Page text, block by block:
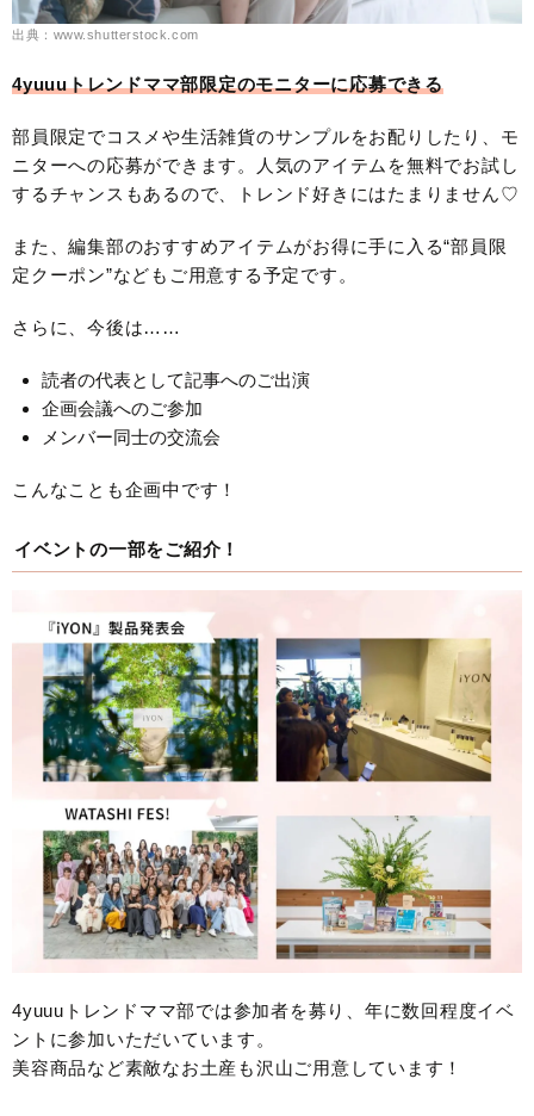
出典：www.shutterstock.com
4yuuuトレンドママ部限定のモニターに応募できる
部員限定でコスメや生活雑貨のサンプルをお配りしたり、モ
ニターへの応募ができます。人気のアイテムを無料でお試し
するチャンスもあるので、トレンド好きにはたまりません♡
また、編集部のおすすめアイテムがお得に手に入る“部員限
定クーポン”などもご用意する予定です。
さらに、今後は……
読者の代表として記事へのご出演
企画会議へのご参加
メンバー同士の交流会
こんなことも企画中です！
イベントの一部をご紹介！
4yuuuトレンドママ部では参加者を募り、年に数回程度イベ
ントに参加いただいています。
美容商品など素敵なお土産も沢山ご用意しています！